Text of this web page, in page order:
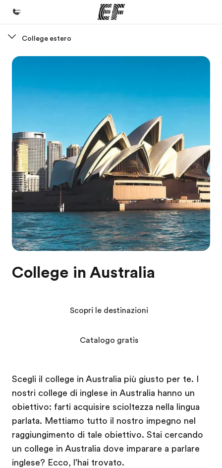
Benvenuto alla EF
Trova l'ufficio più vicino
Chi siamo
La nostra organizzazione
Carriera
College estero
College in Australia
Scegli il college in Australia più giusto per te. I
nostri college di inglese in Australia hanno un
obiettivo: farti acquisire scioltezza nella lingua
parlata. Mettiamo tutto il nostro impegno nel
raggiungimento di tale obiettivo. Stai cercando
un college in Australia dove imparare a parlare
inglese? Ecco, l'hai trovato.
Scopri le destinazioni
Catalogo gratis